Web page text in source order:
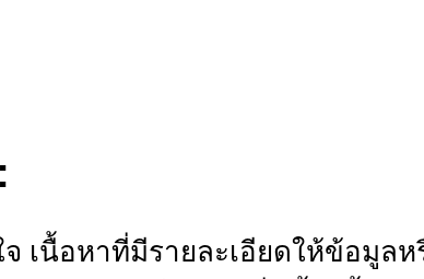
เนื้อหาที่มีรายละเอียดให้ข้อมูล